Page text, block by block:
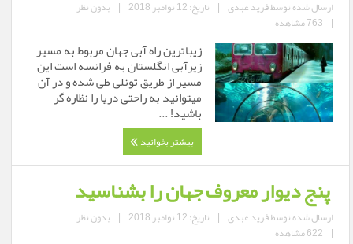
ارسال شده توسطفرید عبدی | تاریخ: 12 نوامبر 2018 | بدون نظر
| 763 مشاهده
زیباترین راه آبی جهان مربوط به مسیر
زیرآبی انگلستان به فرانسه است این
مسیر از طریق تونلی طی شده و در آن
میتوانید به راحتی دریا را نظاره گر
باشید! ...
بیشتر بخوانید
پنج دیوار معروف جهان را بشناسید
ارسال شده توسطفرید عبدی | تاریخ: 12 نوامبر 2018 | بدون نظر
| 622 مشاهده